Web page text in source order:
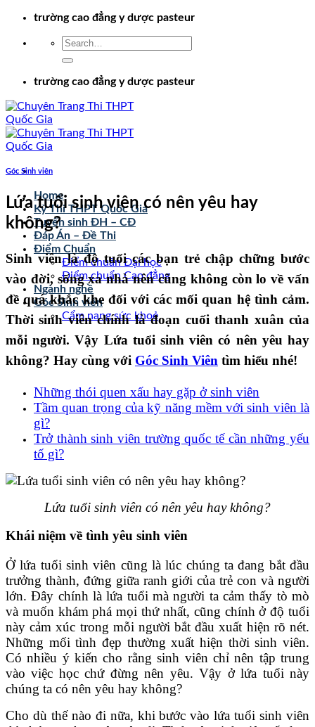
Chuyểntrường cao đẳng y dược pasteur
trường cao đẳng y dược pasteur
Home
Kỳ Thi THPT Quốc Gia
Tuyển sinh ĐH – CĐ
Đáp Án – Đề Thi
Điểm Chuẩn
Điểm chuẩn Đại học
Điểm chuẩn Cao đẳng
Ngành nghề
Góc Sinh viên
Cẩm nang sức khoẻ
Góc Sinh viên
Lứa tuổi sinh viên có nên yêu hay
không?
Sinh viên là độ tuổi các bạn trẻ chập chững bước
vào đời, sống xa nhà nên cũng không còn lo về vấn
đề quá khắc khe đối với các mối quan hệ tình cảm.
Thời sinh viên chính là đoạn cuối thanh xuân của
mỗi người. Vậy Lứa tuổi sinh viên có nên yêu hay
không? Hay cùng với Góc Sinh Viên tìm hiểu nhé!
Những thói quen xấu hay gặp ở sinh viên
Tầm quan trọng của kỹ năng mềm với sinh viên là
gì?
Trở thành sinh viên trường quốc tế cần những yếu
tố gì?
Lứa tuổi sinh viên có nên yêu hay không?
Khái niệm về tình yêu sinh viên
Ở lứa tuổi sinh viên cũng là lúc chúng ta đang bắt đầu
trưởng thành, đứng giữa ranh giới của trẻ con và người
lớn. Đây chính là lứa tuổi mà người ta cảm thấy tò mò
và muốn khám phá mọi thứ nhất, cũng chính ở độ tuổi
này cảm xúc trong mỗi người bắt đầu xuất hiện rõ nét.
Những mối tình đẹp thường xuất hiện thời sinh viên.
Có nhiều ý kiến cho rằng sinh viên chỉ nên tập trung
vào việc học chứ đừng nên yêu. Vậy ở lứa tuổi này
chúng ta có nên yêu hay không?
Cho dù thế nào đi nữa, khi bước vào lứa tuổi sinh viên